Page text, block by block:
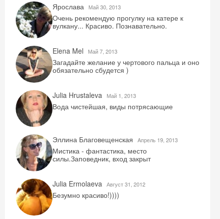
Ярослава
Май 30, 2013
Очень рекомендую прогулку на катере к
вулкану... Красиво. Познавательно.
Elena Mel Май 7, 2013
Загадайте желание у чертового пальца и оно
обязательно сбудется )
Julia Hrustaleva Май 1, 2013
Вода чистейшая, виды потрясающие
Эллина Благовещенская Aпрель 19, 2013
Мистика - фантастика, место
силы.Заповедник, вход закрыт
Julia Ermolaeva Август 31, 2012
Безумно красиво!))))
Скидка −5%
промокод на первое бронирование!
Получить промокод